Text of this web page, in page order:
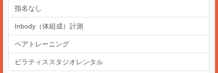
指名なし
Inbody（体組成）計測
ペアトレーニング
ピラティススタジオレンタル